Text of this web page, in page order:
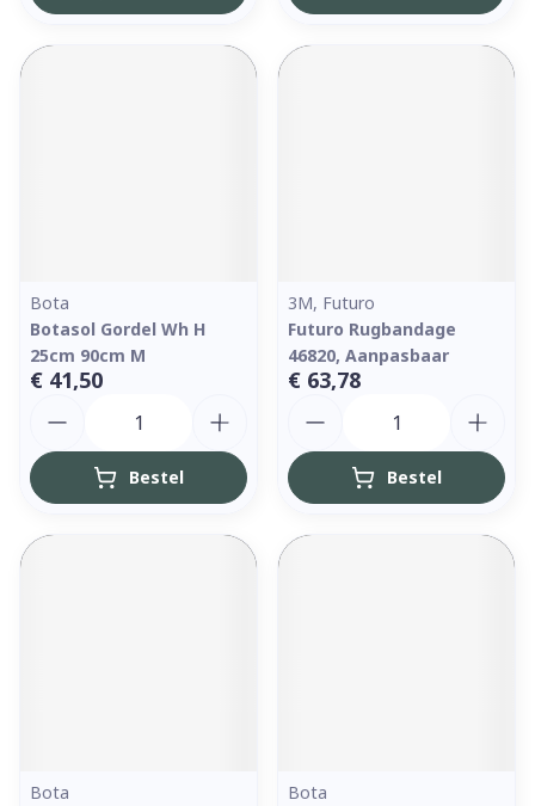
Bota
Botasol Gordel Wh H
25cm 90cm M
€ 41,50
Bestel
3M, Futuro
Futuro Rugbandage
46820, Aanpasbaar
€ 63,78
Bestel
Bota
Bota